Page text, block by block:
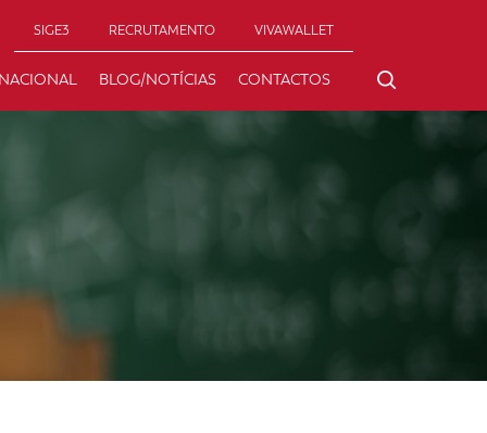
SIGE3 RECRUTAMENTO VIVAWALLET
BLOG/NOTÍCIAS CONTACTOS